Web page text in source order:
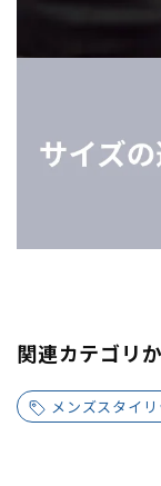
関連カテゴリ
メンズスタイ